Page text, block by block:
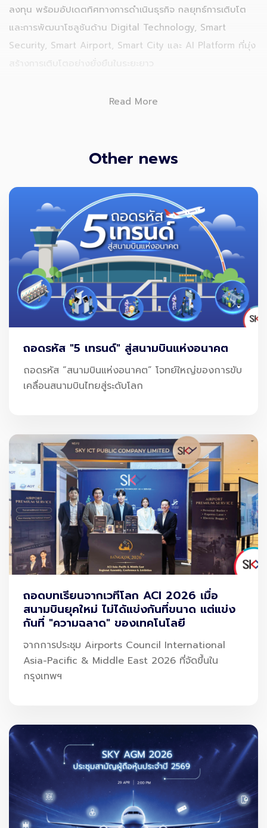
Read More
ลงทุน พร้อมอัปเดตทิศทางการดำเนินธุรกิจ กลยุทธ์การเติบโต
และการพัฒนาโซลูชันด้าน Digital Technology, Smart
Security, Smart Airport, Smart City และ AI Platform ที่มุ่ง
สร้างการเติบโตอย่างยั่งยืนในระยะยาว
นอกจากนี้ บริษัทฯ ยังได้นำเสนอวิสัยทัศน์ในการยกระดับ
โครงสร้างพื้นฐานดิจิทัลของประเทศ ผ่านการพัฒนาเทคโนโลยี
และนวัตกรรมที่ช่วยเพิ่มประสิทธิภาพการดำเนินงานของทั้งภาครัฐ
และภาคเอกชน
SKY ICT ขอขอบคุณนักลงทุน ผู้ถือหุ้น และผู้เยี่ยมชมทุกท่านที่ให้
ความสนใจเข้าเยี่ยมชมบูธ และร่วมแลกเปลี่ยนมุมมองทางธุรกิจ
พร้อมยืนยันความมุ่งมั่นในการสร้างการเติบโตอย่างต่อเนื่องและ
ส่งมอบคุณค่าแก่ผู้ถือหุ้นทุกคน
Other news
ถอดรหัส "5 เทรนด์" สู่สนามบินแห่งอนาคต
ถอดรหัส “สนามบินแห่งอนาคต” โจทย์ใหญ่ของการขับ
เคลื่อนสนามบินไทยสู่ระดับโลก
ถอดบทเรียนจากเวทีโลก ACI 2026 เมื่อ
สนามบินยุคใหม่ ไม่ได้แข่งกันที่ขนาด แต่แข่ง
กันที่ "ความฉลาด" ของเทคโนโลยี
จากการประชุม Airports Council International
Asia-Pacific & Middle East 2026 ที่จัดขึ้นใน
กรุงเทพฯ